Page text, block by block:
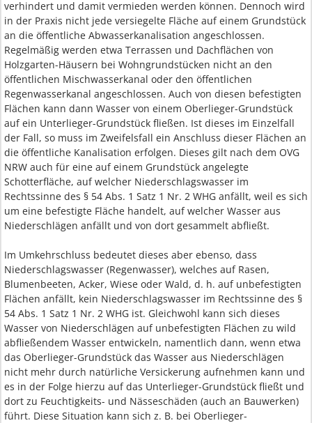
verhindert und damit vermieden werden können. Dennoch wird
in der Praxis nicht jede versiegelte Fläche auf einem Grundstück
an die öffentliche Abwasserkanalisation angeschlossen.
Regelmäßig werden etwa Terrassen und Dachflächen von
Holzgarten-Häusern bei Wohngrundstücken nicht an den
öffentlichen Mischwasserkanal oder den öffentlichen
Regenwasserkanal angeschlossen. Auch von diesen befestigten
Flächen kann dann Wasser von einem Oberlieger-Grundstück
auf ein Unterlieger-Grundstück fließen. Ist dieses im Einzelfall
der Fall, so muss im Zweifelsfall ein Anschluss dieser Flächen an
die öffentliche Kanalisation erfolgen. Dieses gilt nach dem OVG
NRW auch für eine auf einem Grundstück angelegte
Schotterfläche, auf welcher Niederschlagswasser im
Rechtssinne des § 54 Abs. 1 Satz 1 Nr. 2 WHG anfällt, weil es sich
um eine befestigte Fläche handelt, auf welcher Wasser aus
Niederschlägen anfällt und von dort gesammelt abfließt.
Im Umkehrschluss bedeutet dieses aber ebenso, dass
Niederschlagswasser (Regenwasser), welches auf Rasen,
Blumenbeeten, Acker, Wiese oder Wald, d. h. auf unbefestigten
Flächen anfällt, kein Niederschlagswasser im Rechtssinne des §
54 Abs. 1 Satz 1 Nr. 2 WHG ist. Gleichwohl kann sich dieses
Wasser von Niederschlägen auf unbefestigten Flächen zu wild
abfließendem Wasser entwickeln, namentlich dann, wenn etwa
das Oberlieger-Grundstück das Wasser aus Niederschlägen
nicht mehr durch natürliche Versickerung aufnehmen kann und
es in der Folge hierzu auf das Unterlieger-Grundstück fließt und
dort zu Feuchtigkeits- und Nässeschäden (auch an Bauwerken)
führt. Diese Situation kann sich z. B. bei Oberlieger-